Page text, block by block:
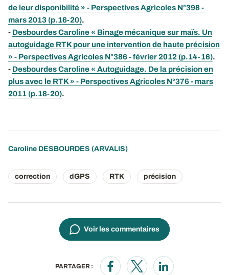
de leur disponibilité » - Perspectives Agricoles N°398 -
mars 2013 (p.16-20).
- Desbourdes Caroline « Binage mécanique sur maïs. Un
autoguidage RTK pour une intervention de haute précision
» - Perspectives Agricoles N°386 - février 2012 (p.14-16).
- Desbourdes Caroline « Autoguidage. De la précision en
plus avec le RTK » - Perspectives Agricoles N°376 - mars
2011 (p.18-20).
Caroline DESBOURDES (ARVALIS)
correction dGPS RTK précision
Voir les commentaires
PARTAGER :
Opens in a new window
Opens in a new window
Opens in a new